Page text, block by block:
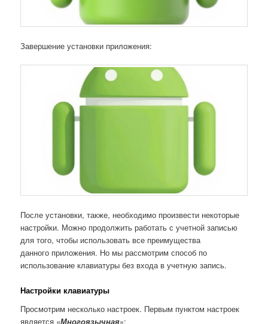
Завершение установки приложения:
После установки, также, необходимо произвести некоторые
настройки. Можно продолжить работать с учетной записью
для того, чтобы использовать все преимущества
данного приложения. Но мы рассмотрим способ по
использование клавиатуры без входа в учетную запись.
Настройки клавиатуры
Просмотрим несколько настроек. Первым пунктом настроек
является «Многоязычная»: